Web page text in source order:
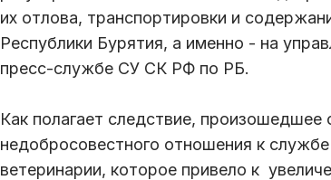
их отлова, транспортировки и
Республики Бурятия, а именно - на
пресс-службе СУ СК РФ по РБ.
Как полагает следствие,
недобросовестного отношения к
ветеринарии, которое привело к